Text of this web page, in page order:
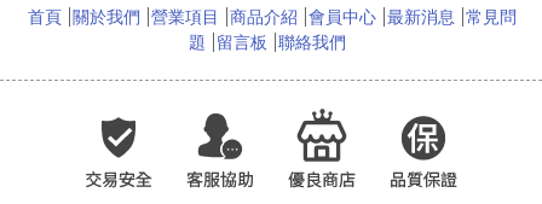
首頁 關於我們 營業項目 商品介紹 會員中心 最新消息
常見問
題
留言板 聯絡我們